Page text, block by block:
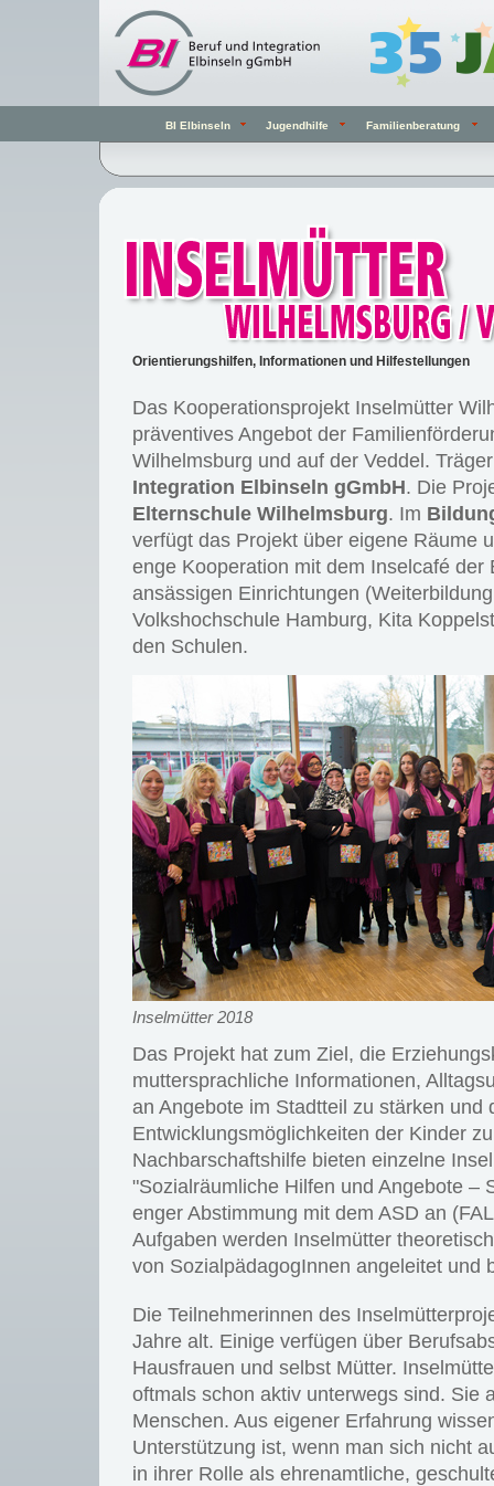
Orientierungshilfen, Informationen und Hilfestellungen
Das Kooperationsprojekt Inselmütter
präventives Angebot der
Wilhelmsburg und auf der Veddel.
Integration Elbinseln gGmbH. Die
Elternschule Wilhelmsburg. Im
verfügt das Projekt über eigene Räume
enge Kooperation mit dem Inselcafé der
ansässigen Einrichtungen
Volkshochschule Hamburg, Kita
den Schulen.
Inselmütter 2018
Das Projekt hat zum Ziel, die
muttersprachliche Informationen,
an Angebote im Stadtteil zu stärken und
Entwicklungsmöglichkeiten der Kinder
Nachbarschaftshilfe bieten einzelne
"Sozialräumliche Hilfen und Angebote –
enger Abstimmung mit dem ASD an
Aufgaben werden Inselmütter
von SozialpädagogInnen angeleitet und
Die Teilnehmerinnen des
Jahre alt. Einige verfügen über
Hausfrauen und selbst Mütter.
oftmals schon aktiv unterwegs sind. Sie
Menschen. Aus eigener Erfahrung
Unterstützung ist, wenn man sich nicht
in ihrer Rolle als ehrenamtliche,
BI Elbinseln Jugendhilfe Familienberatung